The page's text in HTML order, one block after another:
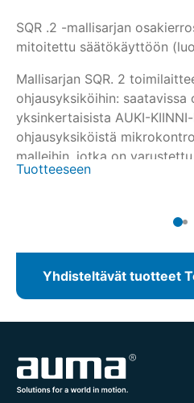
SQR .2 -mallisarjan
mitoitettu säätökäyttöön
Mallisarjan SQR. 2
ohjausyksiköihin: saatavissa
yksinkertaisista AUKI-
ohjausyksiköistä
malleihin, jotka on
keruutoiminnolla tai
Tuotteeseen
Yhdisteltävät tuotteet